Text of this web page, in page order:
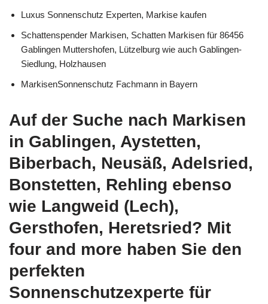
Luxus Sonnenschutz Experten, Markise kaufen
Schattenspender Markisen, Schatten Markisen für 86456
Gablingen Muttershofen, Lützelburg wie auch Gablingen-
Siedlung, Holzhausen
MarkisenSonnenschutz Fachmann in Bayern
Auf der Suche nach Markisen
in Gablingen, Aystetten,
Biberbach, Neusäß, Adelsried,
Bonstetten, Rehling ebenso
wie Langweid (Lech),
Gersthofen, Heretsried? Mit
four and more haben Sie den
perfekten
Sonnenschutzexperte für